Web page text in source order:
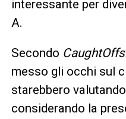
interessante per
A.
Secondo
messo gli occhi sul
starebbero
considerando la